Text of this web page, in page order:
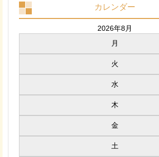
カレンダー
2026年8月
月
火
水
木
金
土